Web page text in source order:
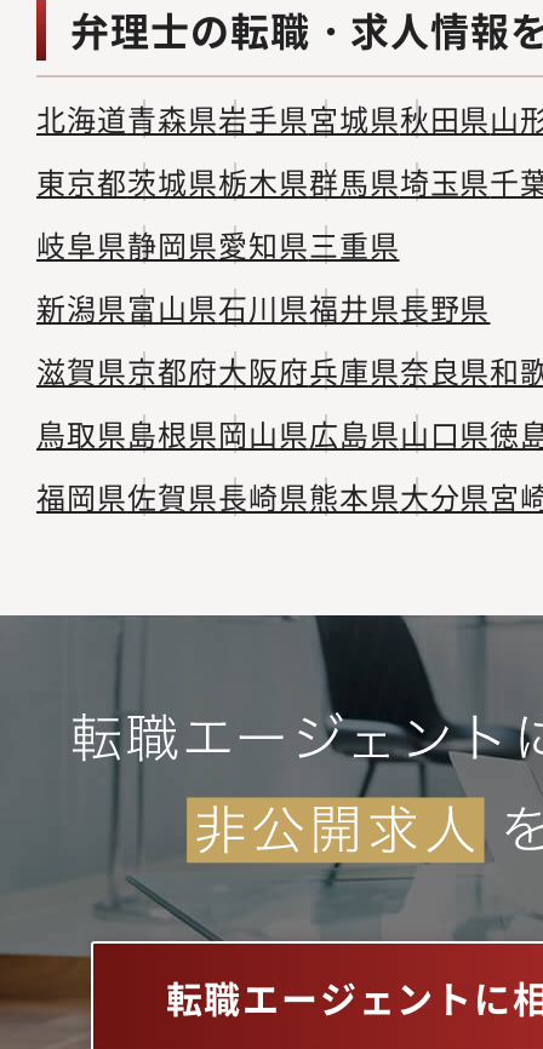
弁理士の転職・求人情報
北海道青森県岩手県宮城県秋田県山
東京都茨城県栃木県群馬県埼玉県千
岐阜県静岡県愛知県三重県
新潟県富山県石川県福井県長野県
滋賀県京都府大阪府兵庫県奈良県和
鳥取県島根県岡山県広島県山口県徳
福岡県佐賀県長崎県熊本県大分県宮
転職エージェントに